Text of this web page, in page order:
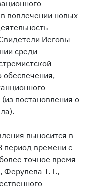
вовлечении новых
Иеговы
среди
обеспечения,
постановления о
выносится в
период времени с
точное время
Ферулева Т. Г.,